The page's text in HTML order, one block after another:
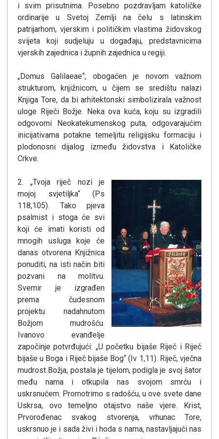
i svim prisutnima. Posebno pozdravljam katoličke
ordinarije u Svetoj Zemlji na čelu s latinskim
patrijarhom, vjerskim i političkim vlastima židovskog
svijeta koji sudjeluju u događaju, predstavnicima
vjerskih zajednica i župnih zajednica u regiji.
„Domus Galilaeae“; obogaćen je novom važnom
strukturom, knjižnicom, u čijem se središtu nalazi
Knjiga Tore, da bi arhitektonski simbolizirala važnost
uloge Riječi Božje. Neka ova kuća, koju su izgradili
odgovorni Neokatekumenskog puta, odgovarajućim
inicijativama potakne temeljitu religijsku formaciju i
plodonosni dijalog između židovstva i Katoličke
Crkve.
2. „Tvoja riječ nozi je
mojoj svjetiljka“ (Ps
118,105). Tako pjeva
psalmist i stoga će svi
koji će imati koristi od
mnogih usluga koje će
danas otvorena Knjižnica
ponuditi, na isti način biti
pozvani na molitvu.
Svemir je izgrađen
prema čudesnom
projektu nadahnutom
Božjom mudrošću.
Ivanovo evanđelje
započinje potvrđujući: „U početku bijaše Riječ i Riječ
bijaše u Boga i Riječ bijaše Bog“ (Iv 1,11). Riječ, vječna
mudrost Božja, postala je tijelom, podigla je svoj šator
među nama i otkupila nas svojom smrću i
uskrsnućem. Promotrimo s radošću, u ove svete dane
Uskrsa, ovo temeljno otajstvo naše vjere. Krist,
Prvorođenac svakog stvorenja, vrhunac Tore,
uskrsnuo je i sada živi i hoda s nama, nastavljajući nas